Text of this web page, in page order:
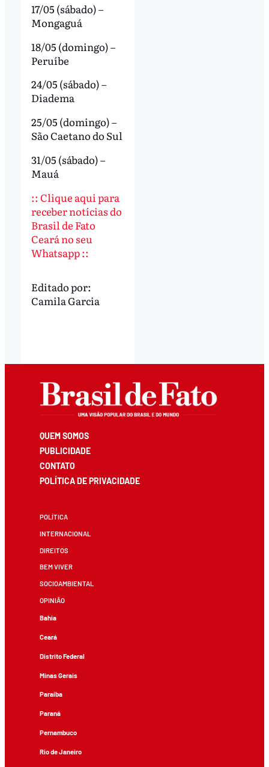
17/05 (sábado) –
Mongaguá
18/05 (domingo) –
Peruíbe
24/05 (sábado) –
Diadema
25/05 (domingo) –
São Caetano do Sul
31/05 (sábado) –
Mauá
:: Clique aqui para
receber notícias do
Brasil de Fato
Ceará no seu
Whatsapp ::
Editado por:
Camila Garcia
QUEM SOMOS
PUBLICIDADE
CONTATO
POLÍTICA DE PRIVACIDADE
POLÍTICA
INTERNACIONAL
DIREITOS
BEM VIVER
SOCIOAMBIENTAL
OPINIÃO
Bahia
Ceará
Distrito Federal
Minas Gerais
Paraíba
Paraná
Pernambuco
Rio de Janeiro